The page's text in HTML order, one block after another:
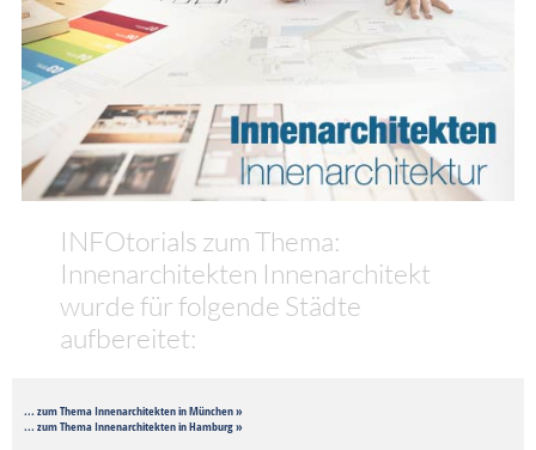
INFOtorials zum Thema:
Innenarchitekten Innenarchitekt
wurde für folgende Städte
aufbereitet:
... zum Thema Innenarchitekten in München »
... zum Thema Innenarchitekten in Hamburg »